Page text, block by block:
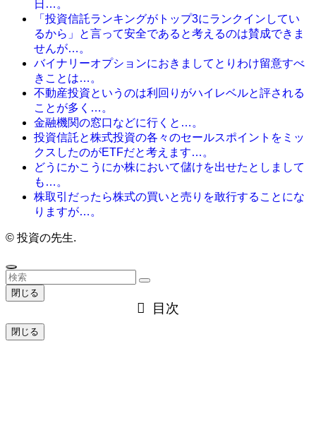
日…。
「投資信託ランキングがトップ3にランクインしてい
るから」と言って安全であると考えるのは賛成できま
せんが…。
バイナリーオプションにおきましてとりわけ留意すべ
きことは…。
不動産投資というのは利回りがハイレベルと評される
ことが多く…。
金融機関の窓口などに行くと…。
投資信託と株式投資の各々のセールスポイントをミッ
クスしたのがETFだと考えます…。
どうにかこうにか株において儲けを出せたとしまして
も…。
株取引だったら株式の買いと売りを敢行することにな
りますが…。
© 投資の先生.
閉じる
目次
閉じる